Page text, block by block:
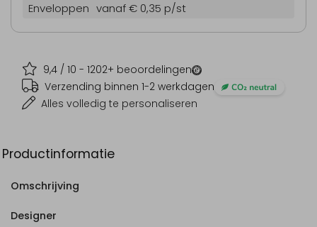
9,4 / 10 - 1202+ beoordelingen
Verzending binnen 1-2 werkdagen
Alles volledig te personaliseren
Enveloppen vanaf € 0,35 p/st
Productinformatie
Omschrijving
Designer